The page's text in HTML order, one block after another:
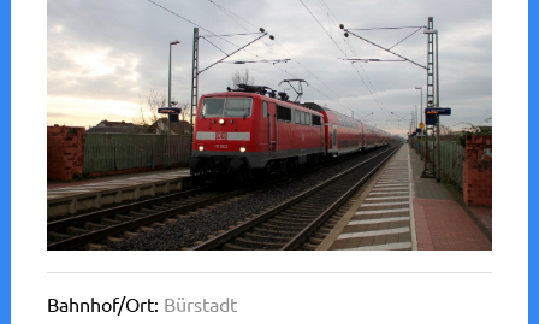
Bahnhof/Ort: Bürstadt